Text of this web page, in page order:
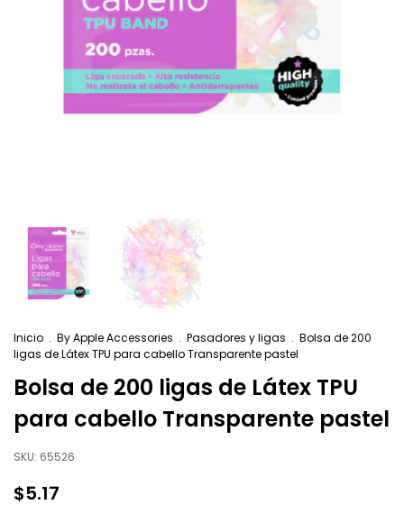
Inicio . By Apple Accessories . Pasadores y ligas . Bolsa de 200
ligas de Látex TPU para cabello Transparente pastel
Bolsa de 200 ligas de Látex TPU
para cabello Transparente pastel
SKU: 65526
$5.17